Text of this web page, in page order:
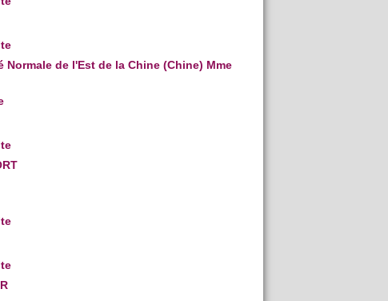
de l'Est de la Chine (Chine) Mme